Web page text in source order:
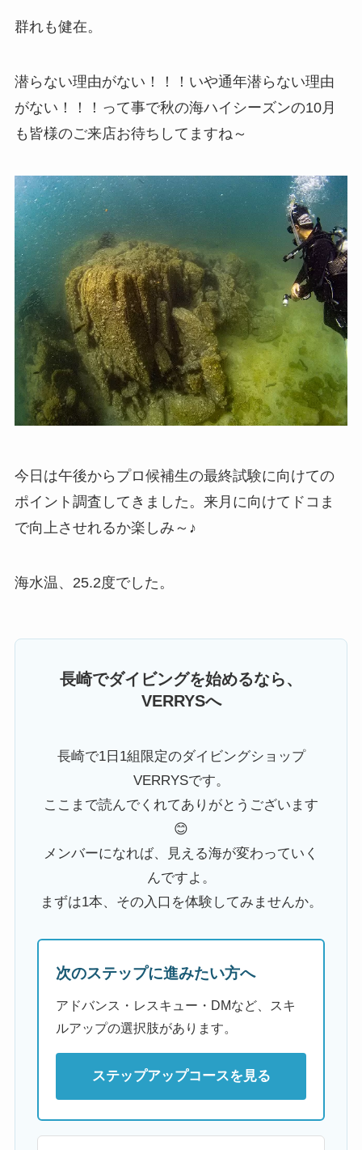
群れも健在。
潜らない理由がない！！！いや通年潜らない理由
がない！！！って事で秋の海ハイシーズンの10月
も皆様のご来店お待ちしてますね～
今日は午後からプロ候補生の最終試験に向けての
ポイント調査してきました。来月に向けてドコま
で向上させれるか楽しみ～♪
海水温、25.2度でした。
長崎でダイビングを始めるなら、
VERRYSへ
長崎で1日1組限定のダイビングショップ
VERRYSです。
ここまで読んでくれてありがとうございます
😊
メンバーになれば、見える海が変わっていく
んですよ。
まずは1本、その入口を体験してみませんか。
次のステップに進みたい方へ
アドバンス・レスキュー・DMなど、スキ
ルアップの選択肢があります。
ステップアップコースを見る